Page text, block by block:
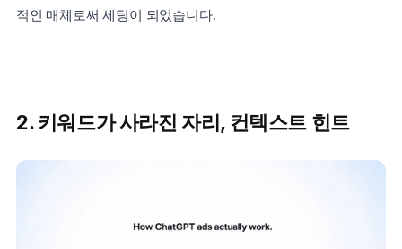
적인 매체로써 세팅이 되었습니다.
2. 키워드가 사라진 자리, 컨텍스트 힌트